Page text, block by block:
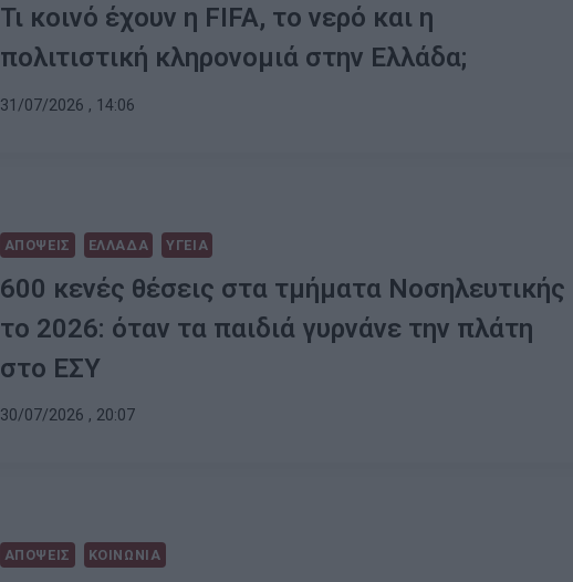
Τι κοινό έχουν η FIFA, το νερό και η
πολιτιστική κληρονομιά στην Ελλάδα;
31/07/2026 , 14:06
ΑΠΟΨΕΙΣ ΕΛΛΑΔΑ ΥΓΕΙΑ
600 κενές θέσεις στα τμήματα Νοσηλευτικής
το 2026: όταν τα παιδιά γυρνάνε την πλάτη
στο ΕΣΥ
30/07/2026 , 20:07
ΑΠΟΨΕΙΣ ΚΟΙΝΩΝΙΑ